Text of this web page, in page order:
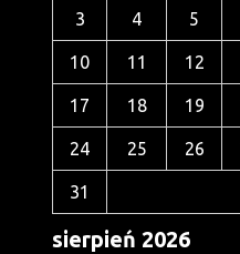
sierpień 2026
3 4 5
10 11 12
17 18 19
24 25 26
31